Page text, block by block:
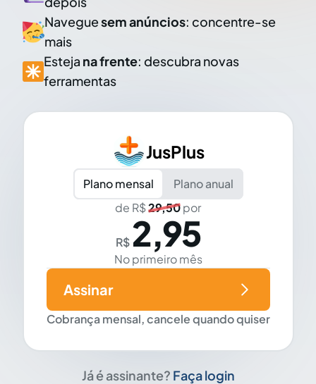
Naveguesem anúncios: concentre-se
mais
Esteja na frente: descubra novas
ferramentas
JusPlus
Plano mensal
Plano anual
de R$29,50por
R$ 2,95
No primeiro mês
Cobrança mensal, cancele quando quiser
Assinar
Já é assinante? Faça login